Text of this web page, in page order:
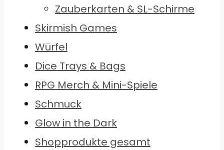
Zauberkarten & SL-Schirme
Skirmish Games
Würfel
Dice Trays & Bags
RPG Merch & Mini-Spiele
Schmuck
Glow in the Dark
Shopprodukte gesamt